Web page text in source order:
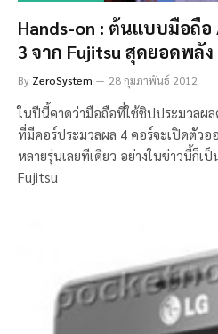
Hands-on : ต้นแบบมือถือ
3 จาก Fujitsu สุดยอดพลัง
By ZeroSystem 28 กุมภาพันธ์ 2012
ในปีนี้คาดว่ามือถือที่ใช้ชิปประมวลผล
ที่มีคอร์ประมวลผล 4 คอร์จะเปิดตัวอ
หลายรุ่นเลยทีเดียว อย่างในข่าวนี้ก็เ
Fujitsu